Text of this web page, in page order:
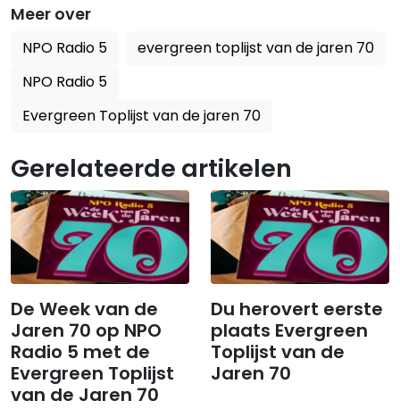
Meer over
NPO Radio 5
evergreen toplijst van de jaren 70
NPO Radio 5
Evergreen Toplijst van de jaren 70
Gerelateerde artikelen
De Week van de
Jaren 70 op NPO
Radio 5 met de
Evergreen Toplijst
van de Jaren 70
Du herovert eerste
plaats Evergreen
Toplijst van de
Jaren 70